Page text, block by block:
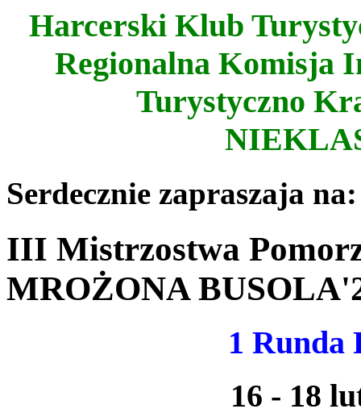
Harcerski Klub
Regionalna Komisja
Turystyczno
Serdecznie zapraszaja na:
III Mistrzostwa
MROŻONA
1 Runda
16 - 18